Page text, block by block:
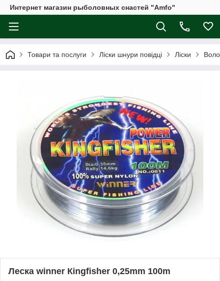
Интернет магазин рыболовных снастей "Amfo"
Товари та послуги Ліски шнури повідці Ліски
Леска winner Кingfisher 0,25mm 100m